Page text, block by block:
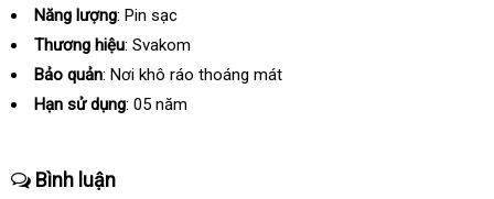
Năng lượng: Pin sạc
Thương hiệu: Svakom
Bảo quản: Nơi khô ráo thoáng mát
Hạn sử dụng: 05 năm
Bình luận